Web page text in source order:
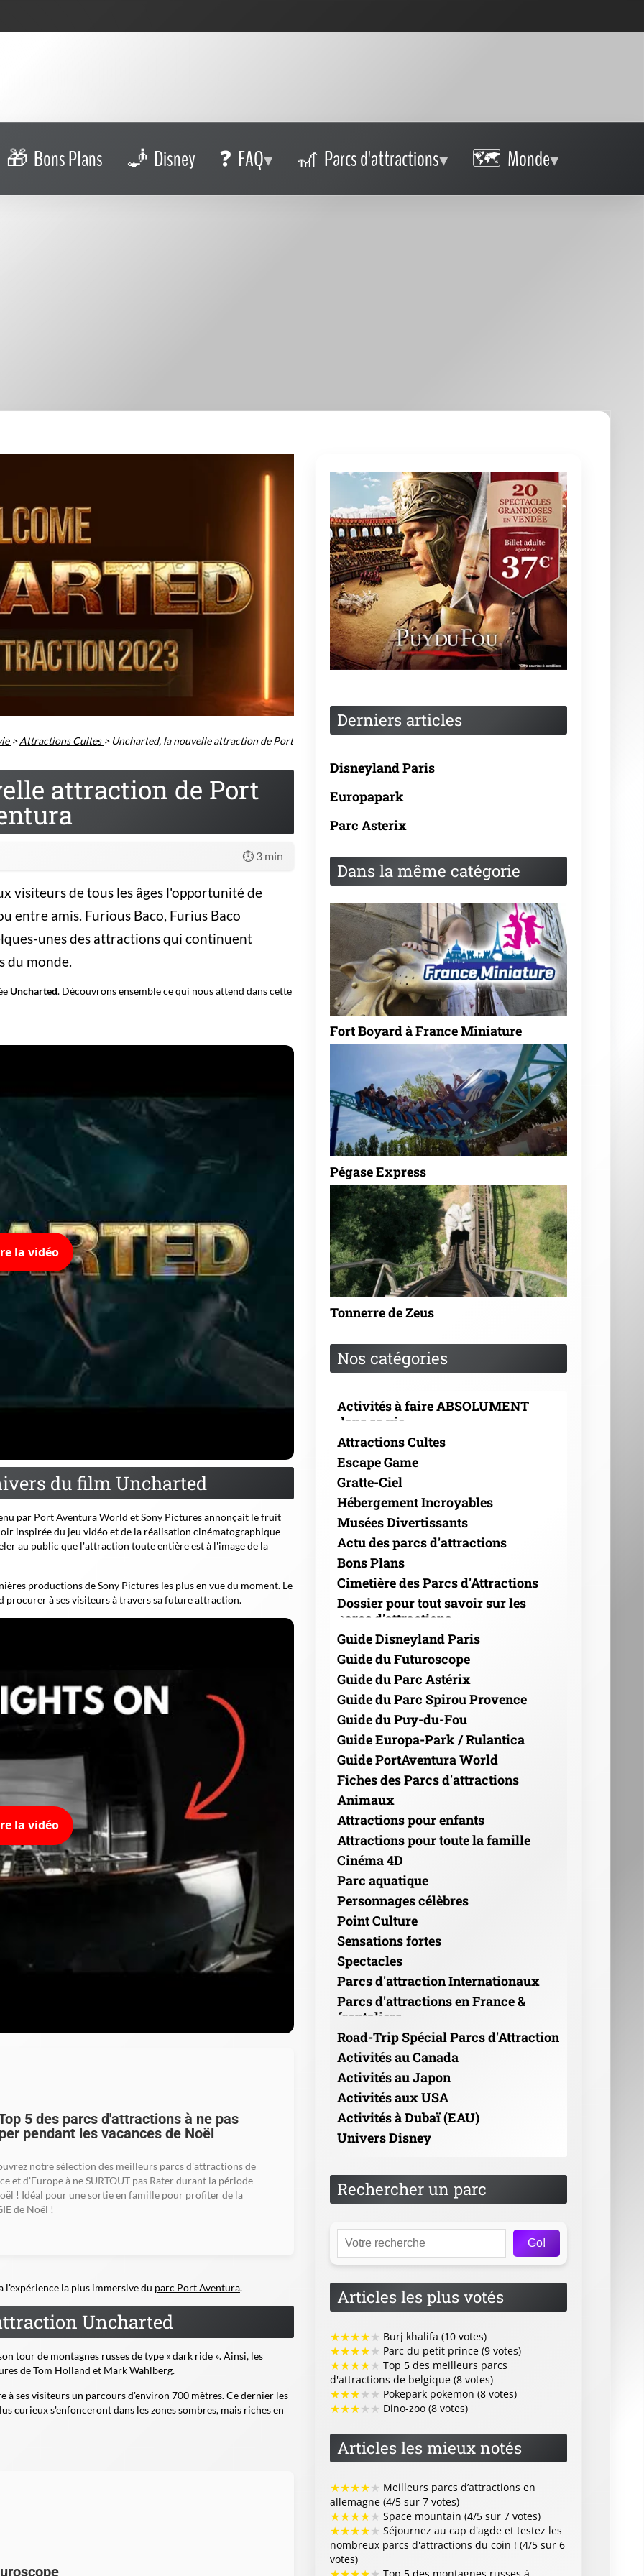
Bons Plans Disney FAQ Parcs d'attractions Monde
>Attractions Cultes > Uncharted, la nouvelle attraction de Port
attraction de Port
⏱️ 3 min
visiteurs de tous les âges l'opportunité de
entre amis. Furious Baco, Furius Baco
unes des attractions qui continuent
du monde.
Uncharted. Découvrons ensemble ce qui nous attend dans cette
la vidéo
du film Uncharted
par Port Aventura World etSony Picturesannonçait le fruit
inspirée du jeu vidéo et de la réalisation cinématographique
au public que l'attraction toute entière est à l'image de la
productions de Sony Pictures les plus en vue du moment. Le
à ses visiteurs à travers sa future attraction.
la vidéo
5 des parcs d'attractions à ne pas
pendant les vacances de Noël
notre sélection des meilleurs parcs d'attractions de
et d'Europe à ne SURTOUT pas Rater durant la période
! Idéal pour une sortie en famille pour profiter de la
de Noël !
la plus immersive du parc Port Aventura.
Uncharted
tour de montagnes russes de type « dark ride ». Ainsi, les
deTom Holland et Mark Wahlberg.
à ses visiteurs un parcours d'environ 700 mètres. Ce dernier les
curieux s'enfonceront dans les zones sombres, mais riches en
Derniers articles
Disneyland Paris
Europapark
Parc Asterix
Dans la même catégorie
Fort Boyard à France Miniature
Pégase Express
Tonnerre de Zeus
Nos catégories
Activités à faire ABSOLUMENT
dans sa vie
Attractions Cultes
Escape Game
Gratte-Ciel
Hébergement Incroyables
Musées Divertissants
Actu des parcs d'attractions
Bons Plans
Cimetière des Parcs d'Attractions
Dossier pour tout savoir sur les
parcs d'attractions
Guide Disneyland Paris
Guide du Futuroscope
Guide du Parc Astérix
Guide du Parc Spirou Provence
Guide du Puy-du-Fou
Guide Europa-Park / Rulantica
Guide PortAventura World
Fiches des Parcs d'attractions
Animaux
Attractions pour enfants
Attractions pour toute la famille
Cinéma 4D
Parc aquatique
Personnages célèbres
Point Culture
Sensations fortes
Spectacles
Parcs d'attraction Internationaux
Parcs d'attractions en France &
frontaliers
Road-Trip Spécial Parcs d'Attraction
Activités au Canada
Activités au Japon
Activités aux USA
Activités à Dubaï (EAU)
Univers Disney
Rechercher un parc
Go!
Articles les plus votés
★★★★★ Burj khalifa (10 votes)
★★★★★ Parc du petit prince (9 votes)
★★★★★ Top 5 des meilleurs parcs
d'attractions de belgique (8 votes)
★★★★★ Pokepark pokemon (8 votes)
★★★★★ Dino-zoo (8 votes)
Articles les mieux notés
★★★★★ Meilleurs parcs d’attractions en
allemagne (4/5 sur 7 votes)
★★★★★ Space mountain (4/5 sur 7 votes)
★★★★★ Séjournez au cap d'agde et testez les
nombreux parcs d'attractions du coin ! (4/5 sur 6
votes)